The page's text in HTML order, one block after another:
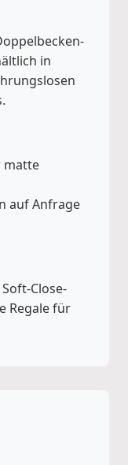
in
matte
auf Anfrage
Close-
Regale für